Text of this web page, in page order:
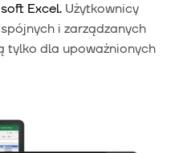
Excel. Użytkownicy
i zarządzanych
tylko dla upoważnionych